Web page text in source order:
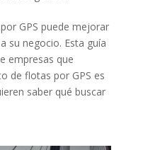
GPS puede mejorar
su negocio. Esta guía
empresas que
de flotas por GPS es
saber qué buscar